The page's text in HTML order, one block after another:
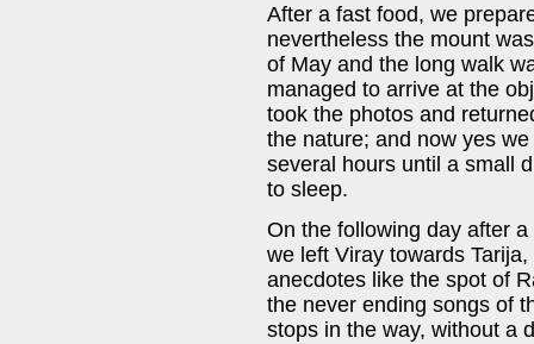
After a fast food, we
nevertheless the mount
of May and the long walk
managed to arrive at the
took the photos and
the nature; and now yes
several hours until a small
to sleep.
On the following day after
we left Viray towards
anecdotes like the spot of
the never ending songs of
stops in the way, without a